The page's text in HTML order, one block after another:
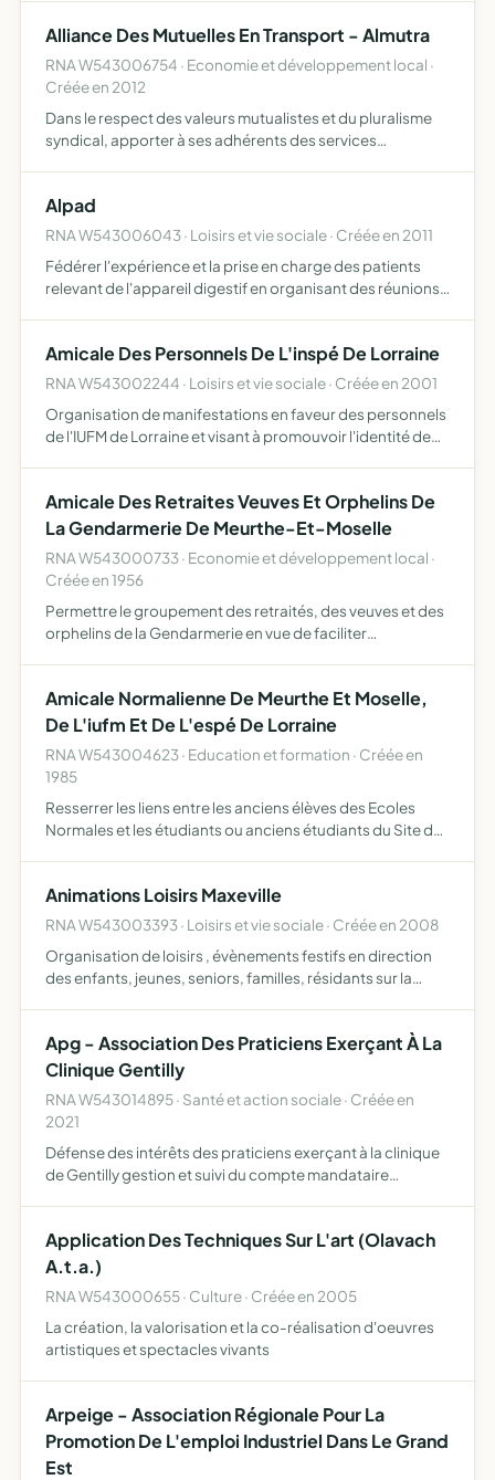
d'entreprises e…
Alliance Des Mutuelles En Transport - Almutra
RNA W543006754 · Economie et développement local ·
Créée en 2012
Dans le respect des valeurs mutualistes et du pluralisme
syndical, apporter à ses adhérents des services
organismes…
Alpad
RNA W543006043 · Loisirs et vie sociale · Créée en 2011
Fédérer l'expérience et la prise en charge des patients
relevant de l'appareil digestif en organisant des réunions,
Amicale Des Personnels De L'inspé De Lorraine
RNA W543002244 · Loisirs et vie sociale · Créée en 2001
Organisation de manifestations en faveur des personnels
de l'IUFM de Lorraine et visant à promouvoir l'identité de
Amicale Des Retraites Veuves Et Orphelins De
La Gendarmerie De Meurthe-Et-Moselle
RNA W543000733 · Economie et développement local ·
Créée en 1956
Permettre le groupement des retraités, des veuves et des
orphelins de la Gendarmerie en vue de faciliter
tra…
Amicale Normalienne De Meurthe Et Moselle,
De L'iufm Et De L'espé De Lorraine
RNA W543004623 · Education et formation · Créée en
1985
Resserrer les liens entre les anciens élèves des Ecoles
Normales et les étudiants ou anciens étudiants du Site de
Animations Loisirs Maxeville
RNA W543003393 · Loisirs et vie sociale · Créée en 2008
Organisation de loisirs , évènements festifs en direction
des enfants, jeunes, seniors, familles, résidants sur la
Apg - Association Des Praticiens Exerçant À La
Clinique Gentilly
RNA W543014895 · Santé et action sociale · Créée en
2021
Défense des intérêts des praticiens exerçant à la clinique
de Gentilly gestion et suivi du compte mandataire
Application Des Techniques Sur L'art (Olavach
A.t.a.)
RNA W543000655 · Culture · Créée en 2005
La création, la valorisation et la co-réalisation d'oeuvres
artistiques et spectacles vivants
Arpeige - Association Régionale Pour La
Promotion De L'emploi Industriel Dans Le Grand
Est